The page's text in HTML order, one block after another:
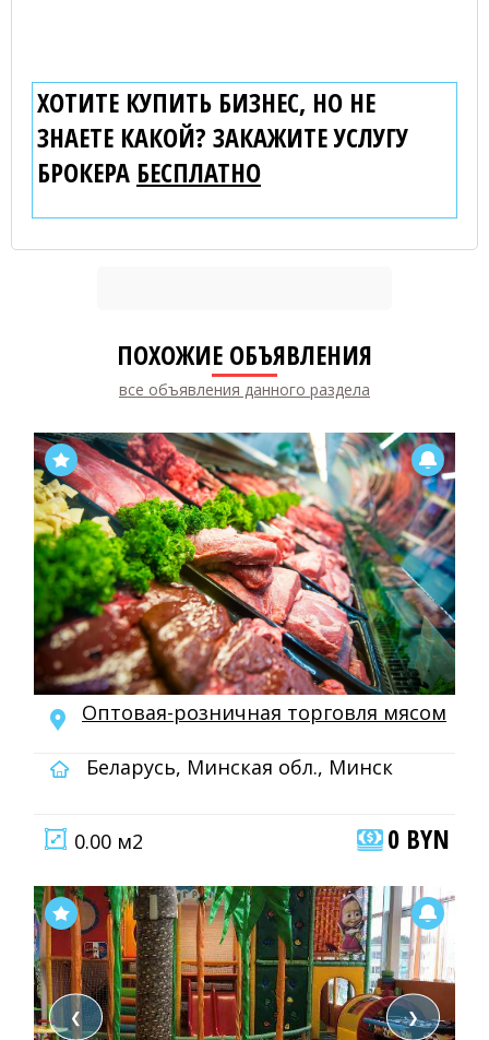
ХОТИТЕ КУПИТЬ БИЗНЕС, НО НЕ
ЗНАЕТЕ КАКОЙ? ЗАКАЖИТЕ УСЛУГУ
БРОКЕРА БЕСПЛАТНО
ПОХОЖИЕ ОБЪЯВЛЕНИЯ
все объявления данного раздела
Оптовая-розничная торговля мясом
Беларусь, Минская обл., Минск
0.00 м2 0 BYN
❮ ❯